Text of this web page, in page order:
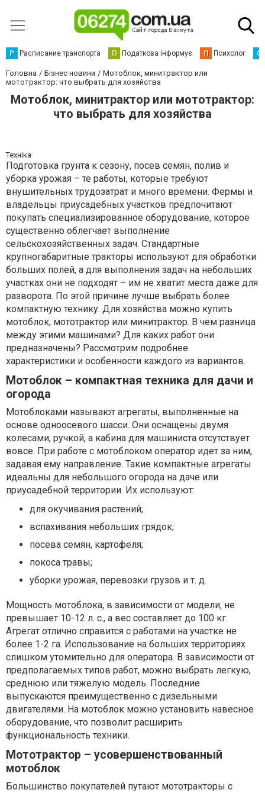
Р Расписание транспорта П Податкова інформує П Психолог С
Головна Бізнес новини
Мотоблок, минитрактор или
мототрактор: что выбрать для хозяйства
Мотоблок, минитрактор или мототрактор:
что выбрать для хозяйства
Техніка
Подготовка грунта к сезону, посев семян, полив и
уборка урожая – те работы, которые требуют
внушительных трудозатрат и много времени. Фермы и
владельцы приусадебных участков предпочитают
покупать специализированное оборудование, которое
существенно облегчает выполнение
сельскохозяйственных задач. Стандартные
крупногабаритные тракторы используют для обработки
больших полей, а для выполнения задач на небольших
участках они не подходят – им не хватит места даже для
разворота. По этой причине лучше выбрать более
компактную технику. Для хозяйства можно купить
мотоблок, мототрактор или минитрактор. В чем разница
между этими машинами? Для каких работ они
предназначены? Рассмотрим подробнее
характеристики и особенности каждого из вариантов.
Мотоблок – компактная техника для дачи и
огорода
Мотоблоками называют агрегаты, выполненные на
основе одноосевого шасси. Они оснащены двумя
колесами, ручкой, а кабина для машиниста отсутствует
вовсе. При работе с мотоблоком оператор идет за ним,
задавая ему направление. Такие компактные агрегаты
идеальны для небольшого огорода на даче или
приусадебной территории. Их используют:
для окучивания растений;
вспахивания небольших грядок;
посева семян, картофеля;
покоса травы;
уборки урожая, перевозки грузов и т. д.
Мощность мотоблока, в зависимости от модели, не
превышает 10-12 л. с., а вес составляет до 100 кг.
Агрегат отлично справится с работами на участке не
более 1-2 га. Использование на больших территориях
слишком утомительно для оператора. В зависимости от
предполагаемых типов работ, можно выбрать легкую,
среднюю или тяжелую модель. Последние
выпускаются преимущественно с дизельными
двигателями. На мотоблок можно установить навесное
оборудование, что позволит расширить
функциональность техники.
Мототрактор – усовершенствованный
мотоблок
Большинство покупателей путают мототракторы с